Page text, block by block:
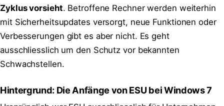
Zyklus vorsieht. Betroffene Rechner werden weiterhin
mit Sicherheitsupdates versorgt, neue Funktionen oder
Verbesserungen gibt es aber nicht. Es geht
ausschliesslich um den Schutz vor bekannten
Schwachstellen.
Hintergrund: Die Anfänge von ESU bei Windows 7